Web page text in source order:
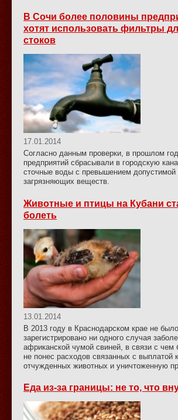
В Сочи более половины
хотят использовать фильтры
стоков
17.01.2014
Согласно данным проверки, в прошлом
предприятий сбрасывали в городскую
сточные воды с превышением допустимой
загрязняющих веществ.
Животные и птицы на Кубани
болеть
13.01.2014
В 2013 году в Краснодарском крае не было
зарегистрировано ни одного случая
африканской чумой свиней, в связи с чем
не понес расходов связанных с выплатой
отчужденных животных и уничтоженную
Еда из-за границы: не то, что